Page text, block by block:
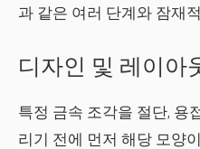
과 같은 여러 단계와 잠재
디자인 및 레이아
특정 금속 조각을 절단, 용
리기 전에 먼저 해당 모양